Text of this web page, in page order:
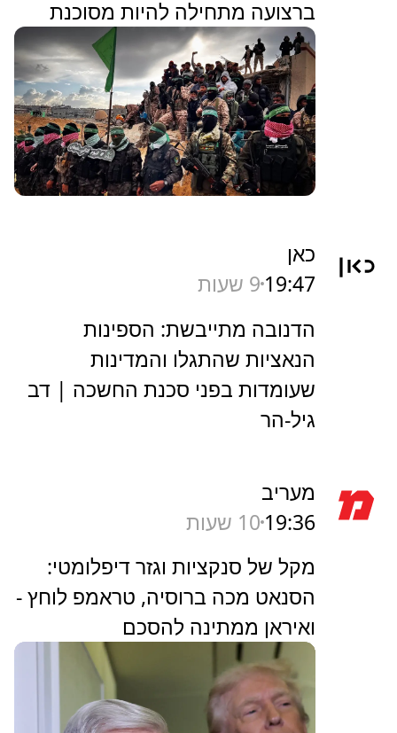
ברצועה מתחילה להיות מסוכנת
כאן
19:47 9 שעות
הדנובה מתייבשת: הספינות
הנאציות שהתגלו והמדינות
שעומדות בפני סכנת החשכה | דב
גיל-הר
מעריב
19:36 10 שעות
מקל של סנקציות וגזר דיפלומטי:
הסנאט מכה ברוסיה, טראמפ לוחץ -
ואיראן ממתינה להסכם